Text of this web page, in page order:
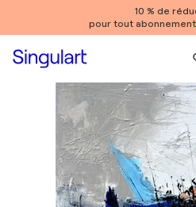
10 % de
pour tout